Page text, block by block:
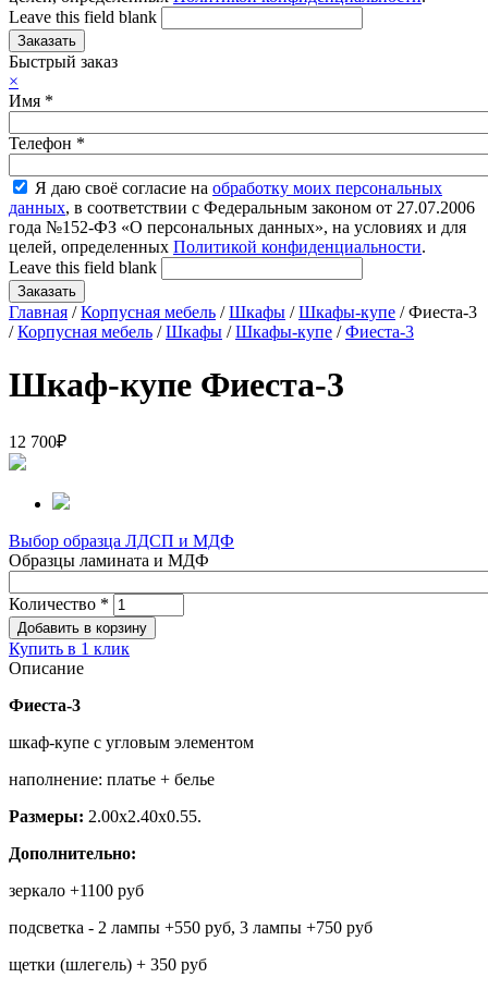
Leave this field blank
Быстрый заказ
×
Имя *
Телефон *
Я даю своё согласие на обработку моих персональных
данных, в соответствии с Федеральным законом от 27.07.2006
года №152-ФЗ «О персональных данных», на условиях и для
целей, определенных Политикой конфиденциальности.
Leave this field blank
Главная /Корпусная мебель /Шкафы /Шкафы-купе / Фиеста-3
/Корпусная мебель /Шкафы /Шкафы-купе /Фиеста-3
Шкаф-купе Фиеста-3
12 700₽
Выбор образца ЛДСП и МДФ
Образцы ламината и МДФ
Количество *
Купить в 1 клик
Описание
Фиеста-3
шкаф-купе с угловым элементом
наполнение: платье + белье
Размеры: 2.00х2.40х0.55.
Дополнительно:
зеркало +1100 руб
подсветка - 2 лампы +550 руб, 3 лампы +750 руб
щетки (шлегель) + 350 руб